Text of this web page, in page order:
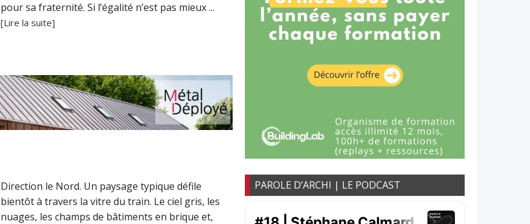
pour sa fraternité. Si l’égalité n’est pas mieux ...
[Lire la suite]
Direction le Nord. Un paysage typique défile
bientôt à travers la vitre du train. Le ciel gris, les
nuages, les champs de bâtiments en brique et,
PAROLE D’ARCHI | LE PODCAST